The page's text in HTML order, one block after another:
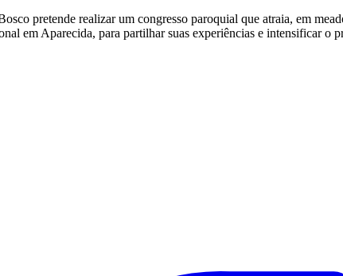
pretende realizar um congresso paroquial que atraia, em
em Aparecida, para partilhar suas experiências e intensificar o